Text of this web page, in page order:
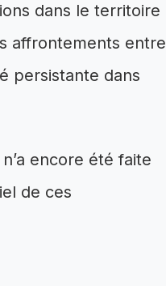
dans le territoire
affrontements entre
persistante dans
encore été faite
de ces